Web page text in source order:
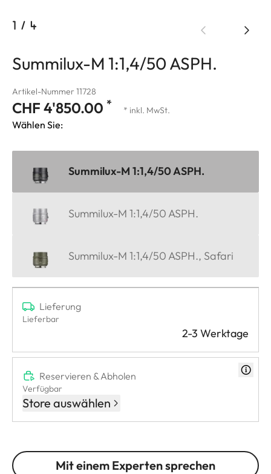
1 / 4
Summilux-M 1:1,4/50 ASPH.
Artikel-Nummer 11728
CHF 4'850.00 * * inkl. MwSt.
Wählen Sie:
Summilux-M 1:1,4/50 ASPH.
Summilux-M 1:1,4/50 ASPH.
Summilux-M 1:1,4/50 ASPH., Safari
Lieferung
Lieferbar
2-3 Werktage
Reservieren & Abholen
Verfügbar
Store auswählen
Mit einem Experten sprechen